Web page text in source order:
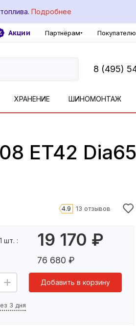
Подробнее
Акции Партнёрам Покупателю
8 (495)
ХРАНЕНИЕ ШИНОМОНТАЖ
ET42
4.9 13 отзывов
шт. : 19 170 ₽
76 680 ₽
Добавить в корзину
3 дня